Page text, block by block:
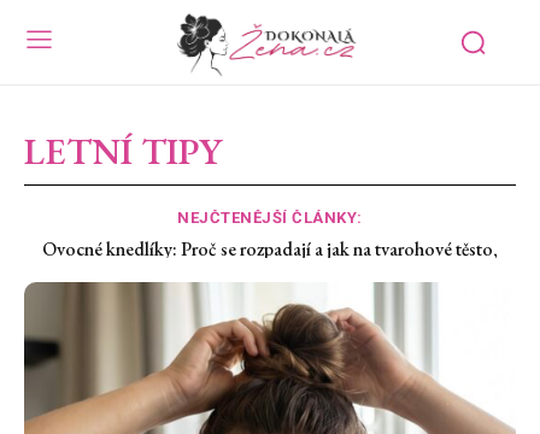
LETNÍ TIPY
NEJČTENĚJŠÍ ČLÁNKY:
Nedostatek železa: Proč vás únava nepustí ani po vyspání a co s